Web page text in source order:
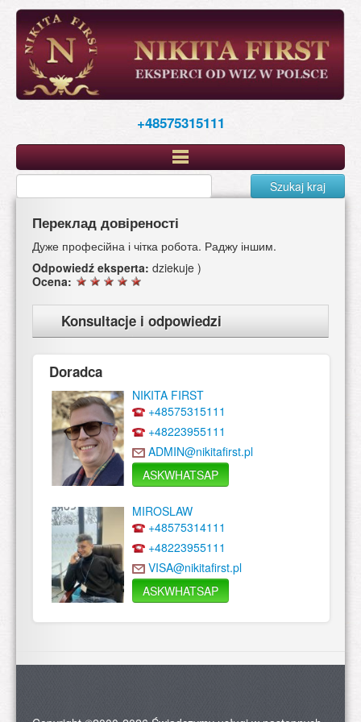
Skip
main
content
+48575315111
Szukaj kraj
Переклад довіреності
Дуже професійна і чітка робота. Раджу іншим.
Odpowiedź eksperta: dziekuje )
Ocena:
Konsultacje i odpowiedzi
Doradca
NIKITA FIRST
+48575315111
+48223955111
ADMIN@nikitafirst.pl
ASKWHATSAP
MIROSLAW
+48575314111
+48223955111
VISA@nikitafirst.pl
ASKWHATSAP